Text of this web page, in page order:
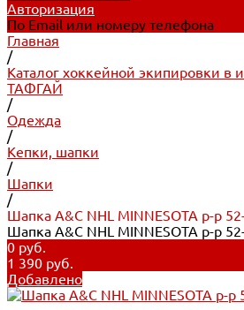
Авторизация
По Email или номеру телефона
Главная
/
Каталог хоккейной экипировки в
ТАФГАЙ
/
Одежда
/
Кепки, шапки
/
Шапки
/
Шапка A&C NHL MINNESOTA p-p
Шапка A&C NHL MINNESOTA p-p
0 руб.
1 390 руб.
Добавлено